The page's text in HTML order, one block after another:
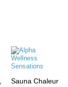
Sauna Chaleur